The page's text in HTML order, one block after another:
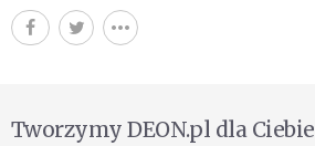
Tworzymy DEON.pl dla Ciebie